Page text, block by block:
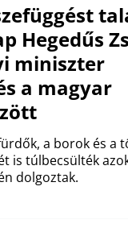
Hegedűs
miniszter
a magyar
a borok és a
is túlbecsülték
dolgoztak.